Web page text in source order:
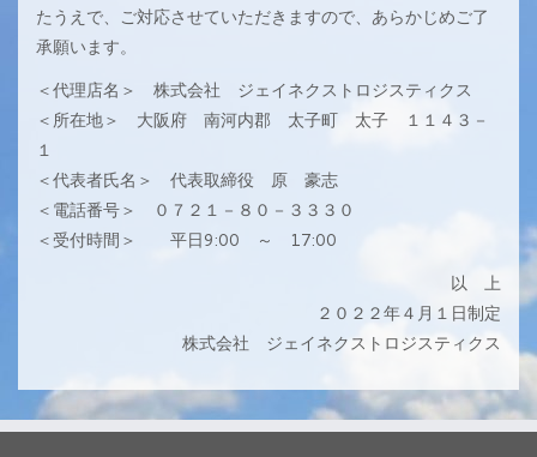
たうえで、ご対応させていただきますので、あらかじめご了
承願います。
＜代理店名＞ 株式会社 ジェイネクストロジスティクス
＜所在地＞ 大阪府 南河内郡 太子町 太子 １１４３－
１
＜代表者氏名＞ 代表取締役 原 豪志
＜電話番号＞ ０７２１－８０－３３３０
＜受付時間＞ 平日9:00 ～ 17:00
以 上
２０２２年４月１日制定
株式会社 ジェイネクストロジスティクス